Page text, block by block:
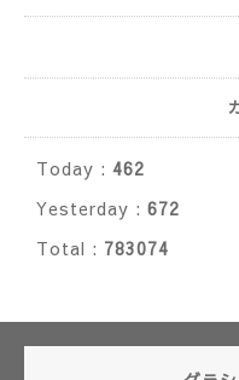
Today : 462
Yesterday : 672
Total : 783074